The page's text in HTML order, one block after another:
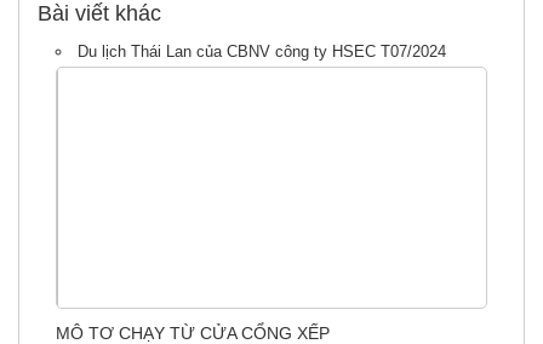
Bài viết khác
Du lịch Thái Lan của CBNV công ty HSEC T07/2024
MÔ TƠ CHẠY TỪ CỬA CỔNG XẾP